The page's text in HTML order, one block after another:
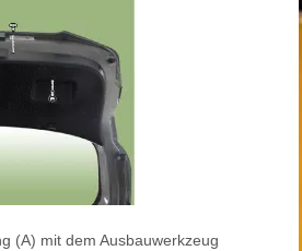
(A) mit dem Ausbauwerkzeug